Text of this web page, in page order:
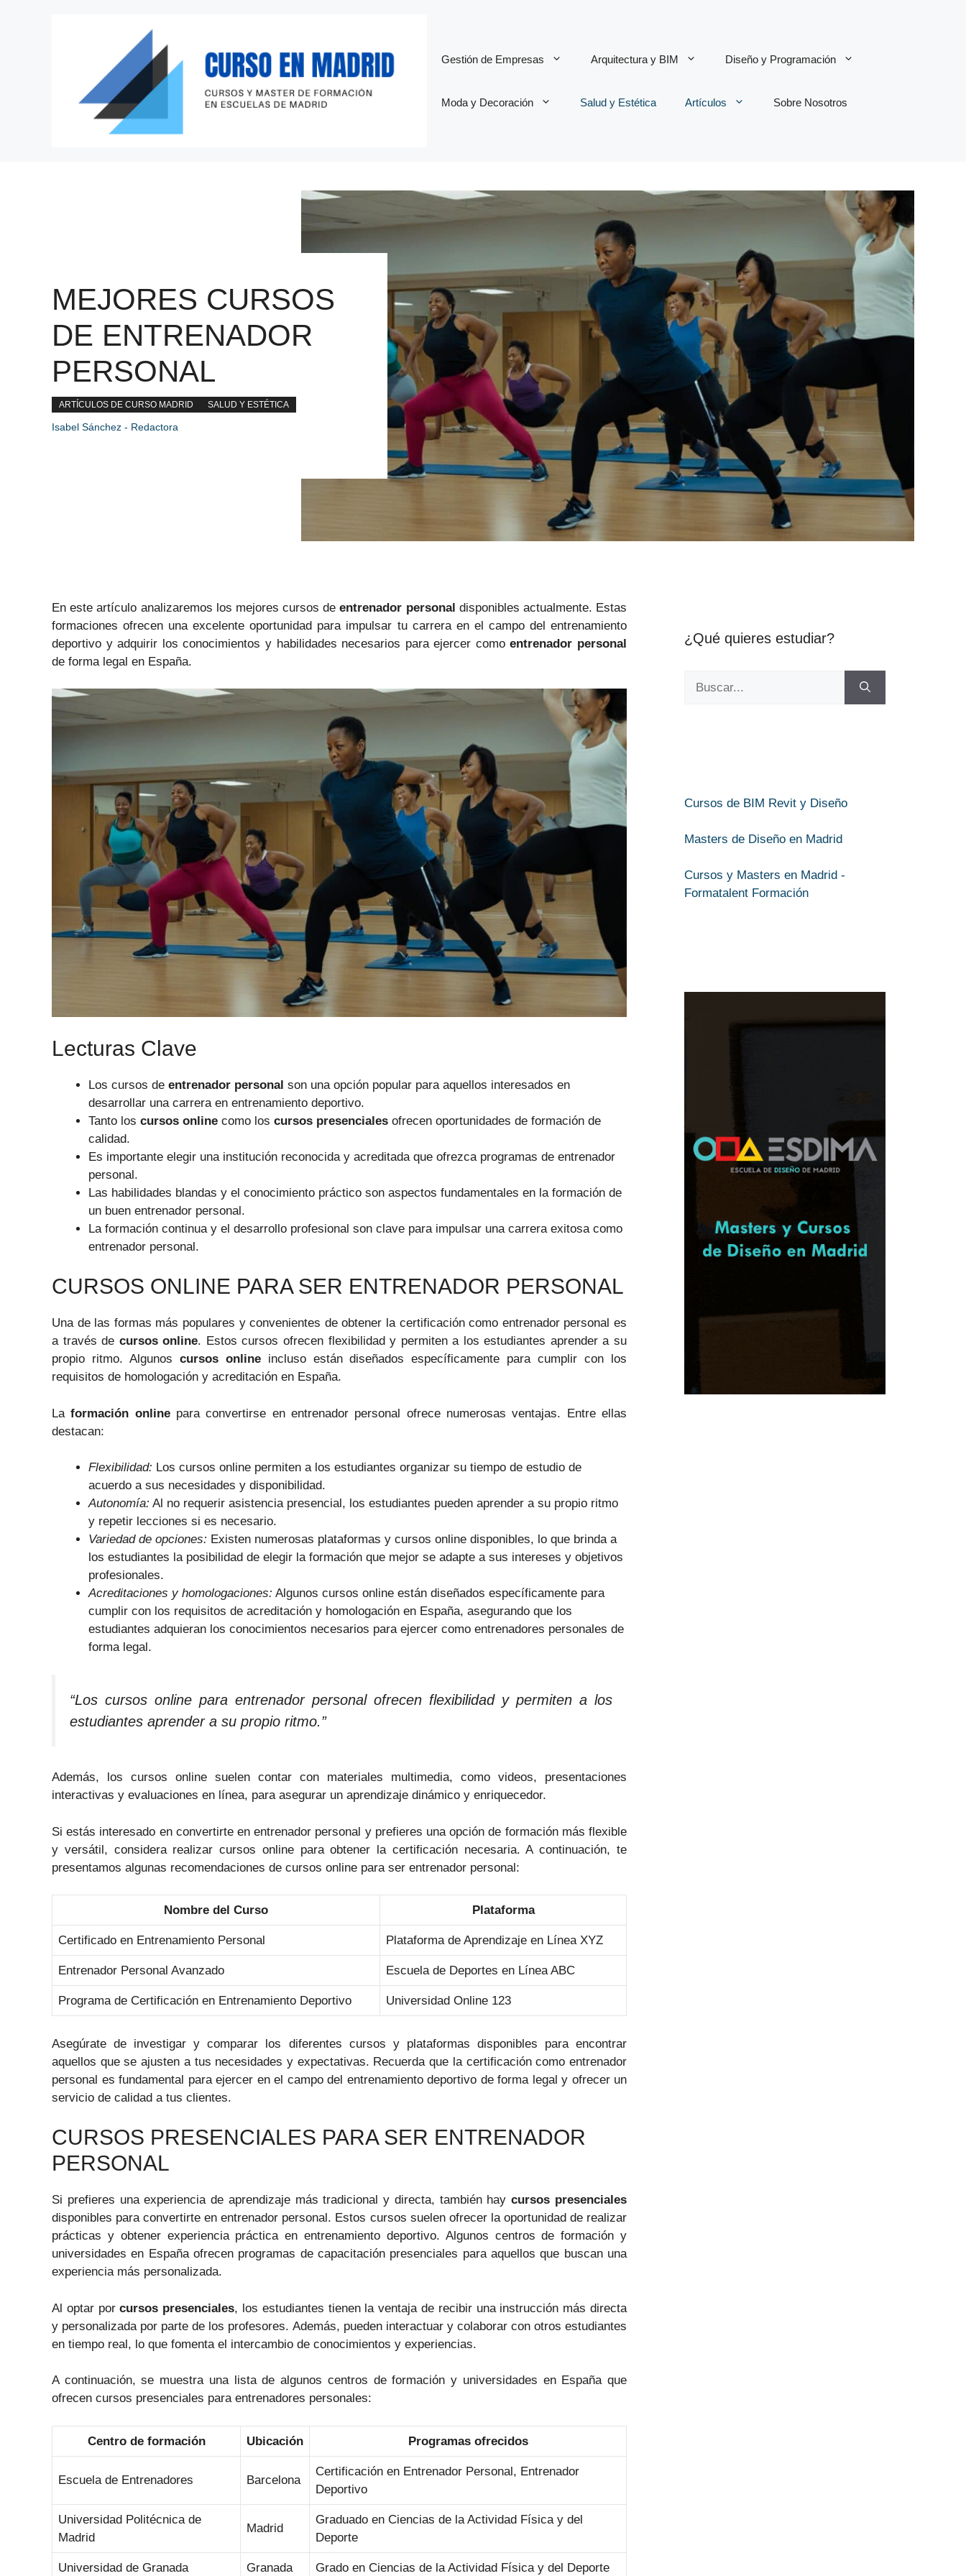
Gestión de Empresas Arquitectura y BIM Diseño y Programación
Moda y Decoración Salud y Estética Artículos Sobre Nosotros
MEJORES CURSOS
DE ENTRENADOR
PERSONAL
ARTÍCULOS DE CURSO MADRID SALUD Y ESTÉTICA
Isabel Sánchez - Redactora
En este artículo analizaremos los mejores cursos deentrenador personal disponibles actualmente. Estas
formaciones ofrecen una excelente oportunidad para impulsar tu carrera en el campo del entrenamiento
deportivo y adquirir los conocimientos y habilidades necesarios para ejercer comoentrenador personal
de forma legal en España.
Lecturas Clave
Los cursos de entrenador personal son una opción popular para aquellos interesados en
desarrollar una carrera en entrenamiento deportivo.
Tanto los cursos online como los cursos presenciales ofrecen oportunidades de formación de
calidad.
Es importante elegir una institución reconocida y acreditada que ofrezca programas de entrenador
personal.
Las habilidades blandas y el conocimiento práctico son aspectos fundamentales en la formación de
un buen entrenador personal.
La formación continua y el desarrollo profesional son clave para impulsar una carrera exitosa como
entrenador personal.
CURSOS ONLINE PARA SER ENTRENADOR PERSONAL
Una de las formas más populares y convenientes de obtener la certificación como entrenador personal es
a través de cursos online. Estos cursos ofrecen flexibilidad y permiten a los estudiantes aprender a su
propio ritmo. Algunos cursos onlineincluso están diseñados específicamente para cumplir con los
requisitos de homologación y acreditación en España.
Laformación onlinepara convertirse en entrenador personal ofrece numerosas ventajas. Entre ellas
destacan:
Flexibilidad: Los cursos online permiten a los estudiantes organizar su tiempo de estudio de
acuerdo a sus necesidades y disponibilidad.
Autonomía: Al no requerir asistencia presencial, los estudiantes pueden aprender a su propio ritmo
y repetir lecciones si es necesario.
Variedad de opciones: Existen numerosas plataformas y cursos online disponibles, lo que brinda a
los estudiantes la posibilidad de elegir la formación que mejor se adapte a sus intereses y objetivos
profesionales.
Acreditaciones y homologaciones: Algunos cursos online están diseñados específicamente para
cumplir con los requisitos de acreditación y homologación en España, asegurando que los
estudiantes adquieran los conocimientos necesarios para ejercer como entrenadores personales de
forma legal.
“Los cursos online para entrenador personal ofrecen flexibilidad y permiten a los
estudiantes aprender a su propio ritmo.”
Además, los cursos online suelen contar con materiales multimedia, como videos, presentaciones
interactivas y evaluaciones en línea, para asegurar un aprendizaje dinámico y enriquecedor.
Si estás interesado en convertirte en entrenador personal y prefieres una opción de formación más flexible
y versátil, considera realizar cursos online para obtener la certificación necesaria. A continuación, te
presentamos algunas recomendaciones de cursos online para ser entrenador personal:
Nombre del Curso Plataforma
Certificado en Entrenamiento Personal Plataforma de Aprendizaje en Línea XYZ
Entrenador Personal Avanzado Escuela de Deportes en Línea ABC
Programa de Certificación en Entrenamiento Deportivo Universidad Online 123
Asegúrate de investigar y comparar los diferentes cursos y plataformas disponibles para encontrar
aquellos que se ajusten a tus necesidades y expectativas. Recuerda que la certificación como entrenador
personal es fundamental para ejercer en el campo del entrenamiento deportivo de forma legal y ofrecer un
servicio de calidad a tus clientes.
CURSOS PRESENCIALES PARA SER ENTRENADOR
PERSONAL
Si prefieres una experiencia de aprendizaje más tradicional y directa, también haycursos presenciales
disponibles para convertirte en entrenador personal. Estos cursos suelen ofrecer la oportunidad de realizar
prácticas y obtener experiencia práctica en entrenamiento deportivo. Algunos centros de formación y
universidades en España ofrecen programas de capacitación presenciales para aquellos que buscan una
experiencia más personalizada.
Al optar porcursos presenciales, los estudiantes tienen la ventaja de recibir una instrucción más directa
y personalizada por parte de los profesores. Además, pueden interactuar y colaborar con otros estudiantes
en tiempo real, lo que fomenta el intercambio de conocimientos y experiencias.
A continuación, se muestra una lista de algunos centros de formación y universidades en España que
ofrecen cursos presenciales para entrenadores personales:
Centro de formación Ubicación Programas ofrecidos
Escuela de Entrenadores Barcelona
Certificación en Entrenador Personal, Entrenador
Deportivo
Universidad Politécnica de
Madrid
Madrid
Graduado en Ciencias de la Actividad Física y del
Deporte
Universidad de Granada Granada Grado en Ciencias de la Actividad Física y del Deporte
¿Qué quieres estudiar?
Cursos de BIM Revit y Diseño
Masters de Diseño en Madrid
Cursos y Masters en Madrid -
Formatalent Formación